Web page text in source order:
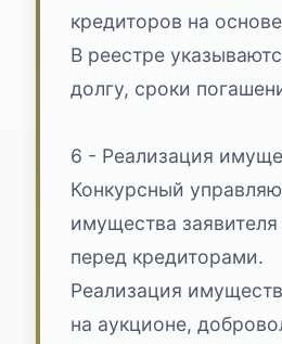
кредиторов на
В реестре
долгу, сроки
6 - Реализация
Конкурсный
имущества
перед кредиторами.
Реализация
на аукционе,